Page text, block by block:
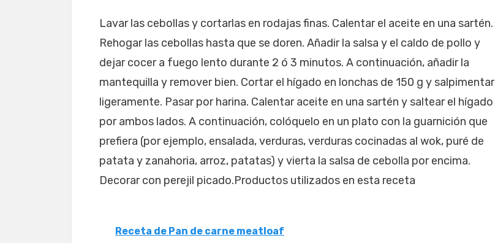
Lavar las cebollas y cortarlas en rodajas finas. Calentar el aceite en una sartén.
Rehogar las cebollas hasta que se doren. Añadir la salsa y el caldo de pollo y
dejar cocer a fuego lento durante 2 ó 3 minutos. A continuación, añadir la
mantequilla y remover bien. Cortar el hígado en lonchas de 150 g y salpimentar
ligeramente. Pasar por harina. Calentar aceite en una sartén y saltear el hígado
por ambos lados. A continuación, colóquelo en un plato con la guarnición que
prefiera (por ejemplo, ensalada, verduras, verduras cocinadas al wok, puré de
patata y zanahoria, arroz, patatas) y vierta la salsa de cebolla por encima.
Decorar con perejil picado.Productos utilizados en esta receta
Receta de Pan de carne meatloaf